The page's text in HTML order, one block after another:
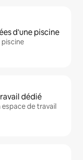
d'une piscine
dédié
de travail